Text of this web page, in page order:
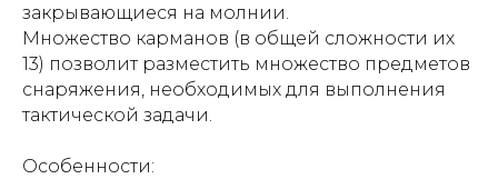
закрывающиеся на молнии.
Множество карманов (в общей сложности их
13) позволит разместить множество предметов
снаряжения, необходимых для выполнения
тактической задачи.
Особенности: